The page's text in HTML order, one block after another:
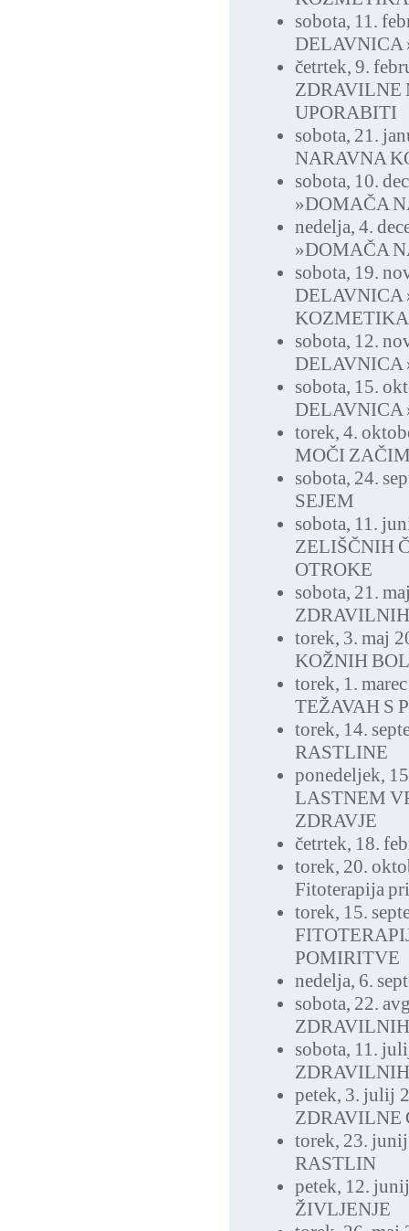
sobota, 11.
DELAVNICA
četrtek, 9.
ZDRAVILNE
UPORABITI
sobota, 21.
NARAVNA
sobota, 10.
»DOMAČA
nedelja, 4.
»DOMAČA
sobota, 19.
DELAVNICA
sobota, 12.
DELAVNICA
sobota, 15.
torek, 4.
MOČI
sobota, 24.
SEJEM
sobota, 11.
ZELIŠČNIH
OTROKE
sobota, 21.
torek, 3. maj
KOŽNIH
torek, 1.
TEŽAVAH S
torek, 14.
RASTLINE
ponedeljek,
LASTNEM
ZDRAVJE
četrtek, 18.
torek, 20.
Fitoterapija
torek, 15.
POMIRITVE
nedelja, 6.
sobota, 22.
sobota, 11.
petek, 3. julij
ZDRAVILNE
torek, 23.
RASTLIN
petek, 12.
ŽIVLJENJE